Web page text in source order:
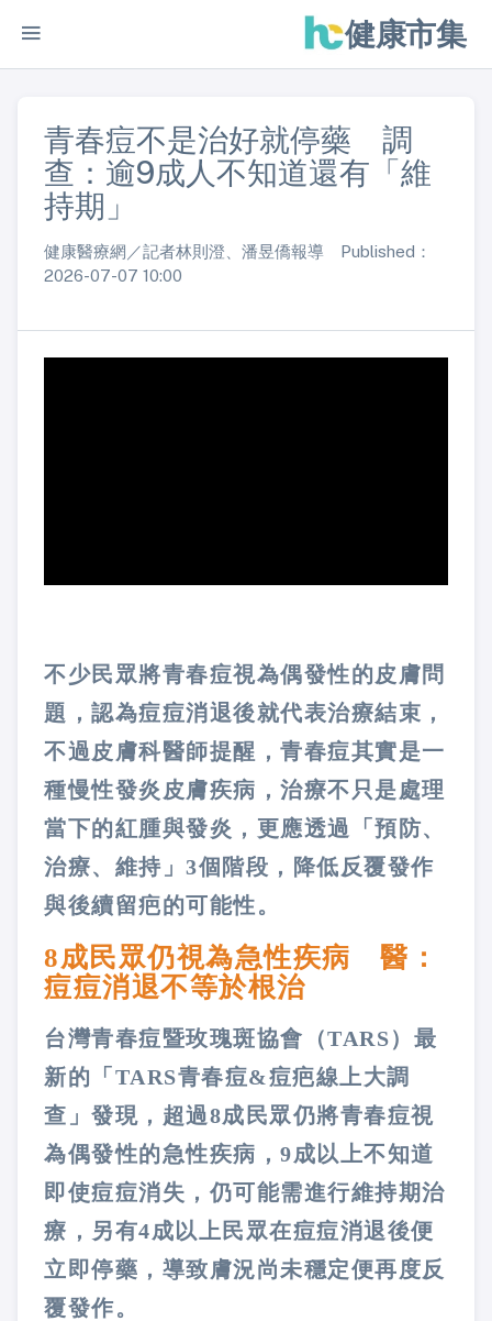
健康市集
青春痘不是治好就停藥 調
查：逾9成人不知道還有「維
持期」
健康醫療網／記者林則澄、潘昱僑報導 Published：
2026-07-07 10:00
不少民眾將青春痘視為偶發性的皮膚問
題，認為痘痘消退後就代表治療結束，
不過皮膚科醫師提醒，青春痘其實是一
種慢性發炎皮膚疾病，治療不只是處理
當下的紅腫與發炎，更應透過「預防、
治療、維持」3個階段，降低反覆發作
與後續留疤的可能性。
8成民眾仍視為急性疾病 醫：
痘痘消退不等於根治
台灣青春痘暨玫瑰斑協會（TARS）最
新的「TARS青春痘&痘疤線上大調
查」發現，超過8成民眾仍將青春痘視
為偶發性的急性疾病，9成以上不知道
即使痘痘消失，仍可能需進行維持期治
療，另有4成以上民眾在痘痘消退後便
立即停藥，導致膚況尚未穩定便再度反
覆發作。